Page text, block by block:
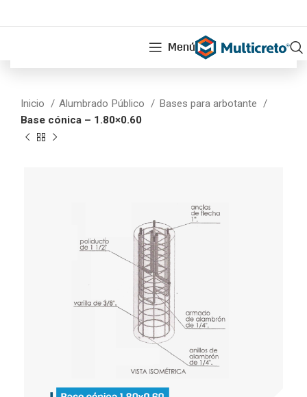
Menú
Inicio Alumbrado Público
Bases para arbotante
Base cónica – 1.80×0.60